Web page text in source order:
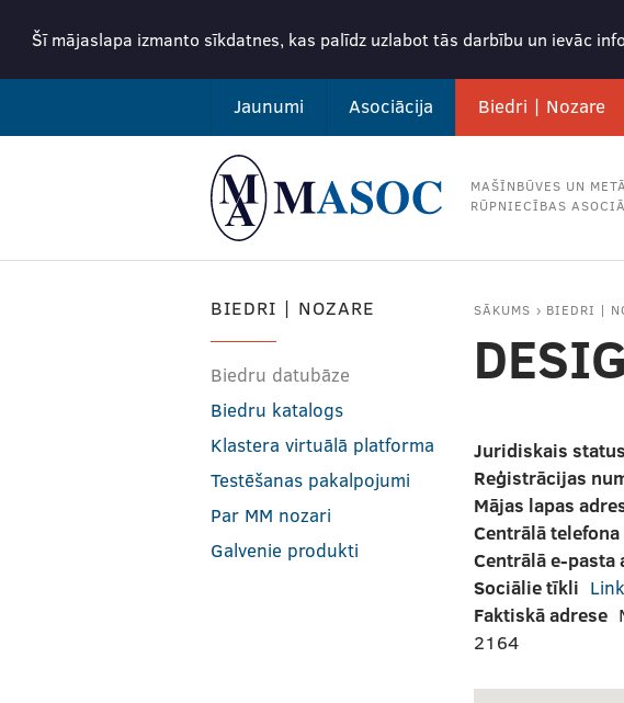
Šī mājaslapa izmanto sīkdatnes, kas palīdz uzlabot tās darbību un ievāc
Jaunumi Asociācija Biedri | Nozare
MAŠĪNBŪVES UN
RŪPNIECĪBAS
BIEDRI | NOZARE
Biedru datubāze
Biedru katalogs
Klastera virtuālā platforma
Testēšanas pakalpojumi
Par MM nozari
Galvenie produkti
SĀKUMS BIEDRI |
Juridiskais
Reģistrācijas
Mājas lapas
Centrālā telefona
Centrālā e-pasta
Sociālie tīkli
Faktiskā adrese
2164